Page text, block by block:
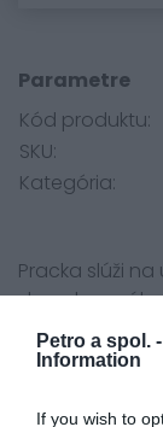
Petro a spol. -
Information
If you wish to
Parametre
Kód produktu:
SKU:
Kategória:
Pracka slúži
do